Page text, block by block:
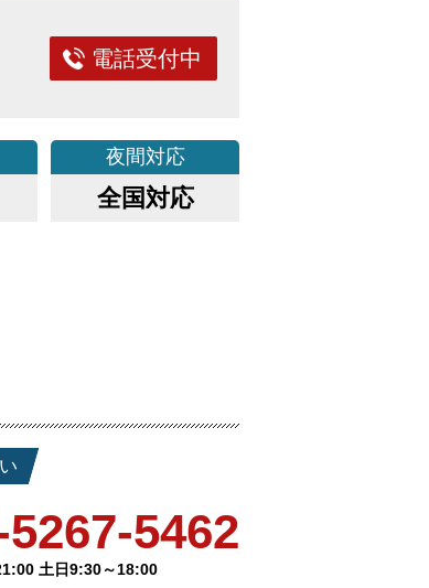
電話受付中
夜間対応
全国対応
5462
土日9:30～18:00